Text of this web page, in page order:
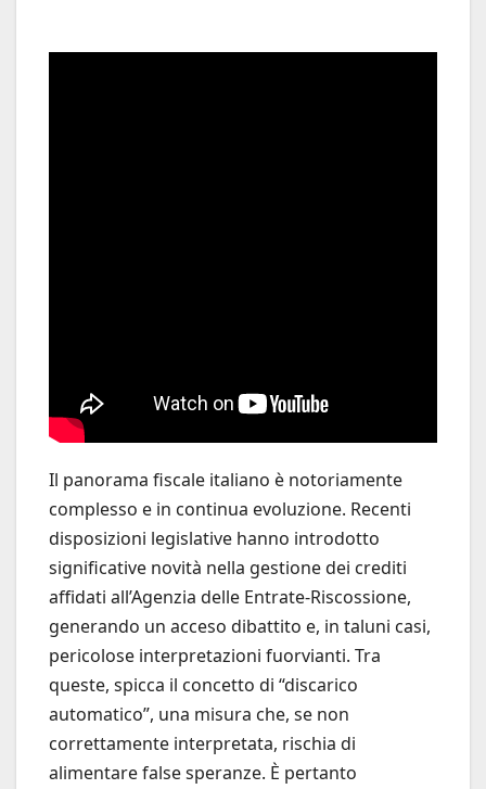
Il panorama fiscale italiano è notoriamente
complesso e in continua evoluzione. Recenti
disposizioni legislative hanno introdotto
significative novità nella gestione dei crediti
affidati all’Agenzia delle Entrate-Riscossione,
generando un acceso dibattito e, in taluni casi,
pericolose interpretazioni fuorvianti. Tra
queste, spicca il concetto di “discarico
automatico”, una misura che, se non
correttamente interpretata, rischia di
alimentare false speranze. È pertanto